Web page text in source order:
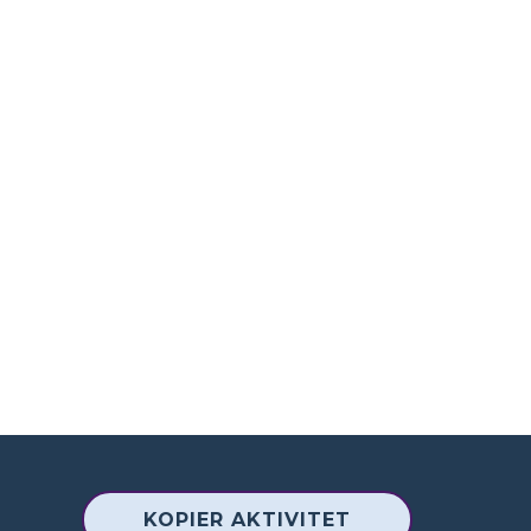
KOPIER AKTIVITET